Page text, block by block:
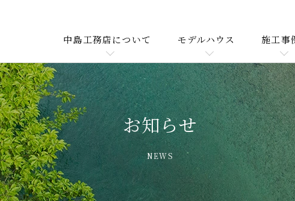
中島工務店について モデルハウス 施工事
お知らせ
NEWS